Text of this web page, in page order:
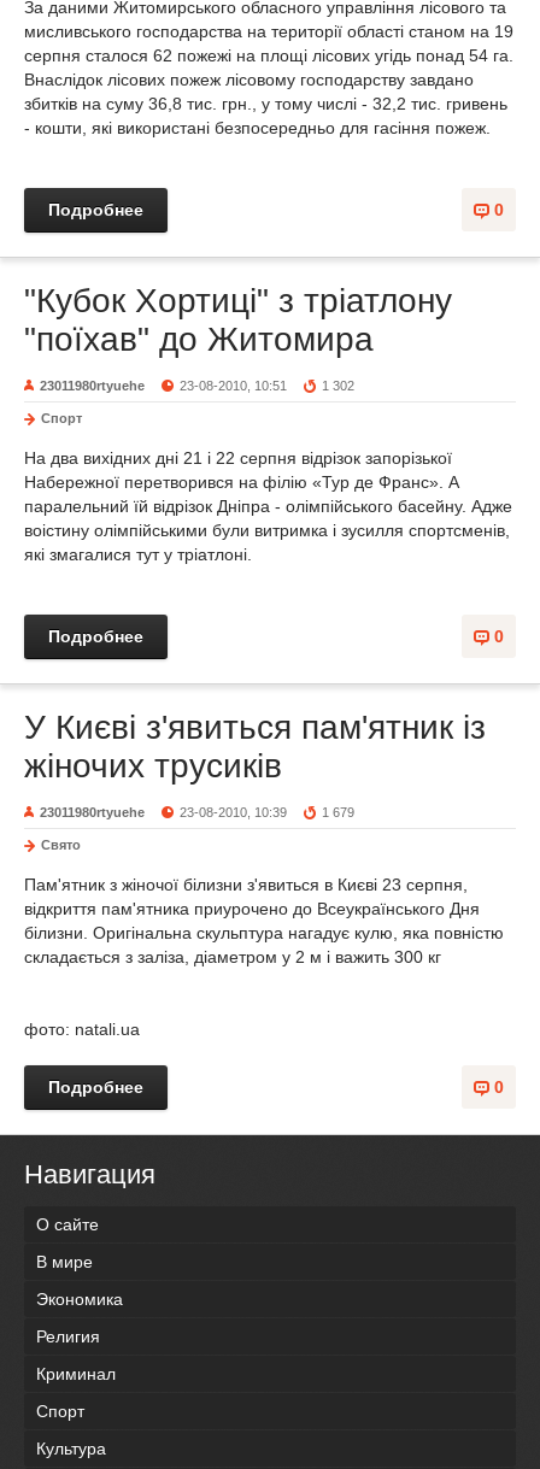
За даними Житомирського обласного управління лісового та
мисливського господарства на території області станом на 19
серпня сталося 62 пожежі на площі лісових угідь понад 54 га.
Внаслідок лісових пожеж лісовому господарству завдано
збитків на суму 36,8 тис. грн., у тому числі - 32,2 тис. гривень
- кошти, які використані безпосередньо для гасіння пожеж.
0
Подробнее
"Кубок Хортиці" з тріатлону
"поїхав" до Житомира
23011980rtyuehe 23-08-2010, 10:51 1 302
Спорт
На два вихідних дні 21 і 22 серпня відрізок запорізької
Набережної перетворився на філію «Тур де Франс». А
паралельний їй відрізок Дніпра - олімпійського басейну. Адже
воістину олімпійськими були витримка і зусилля спортсменів,
які змагалися тут у тріатлоні.
0
Подробнее
У Києві з'явиться пам'ятник із
жіночих трусиків
23011980rtyuehe 23-08-2010, 10:39 1 679
Свято
Пам'ятник з жіночої білизни з'явиться в Києві 23 серпня,
відкриття пам'ятника приурочено до Всеукраїнського Дня
білизни. Оригінальна скульптура нагадує кулю, яка повністю
складається з заліза, діаметром у 2 м і важить 300 кг
фото: natali.ua
0
Подробнее
Навигация
О сайте
В мире
Экономика
Религия
Криминал
Спорт
Культура